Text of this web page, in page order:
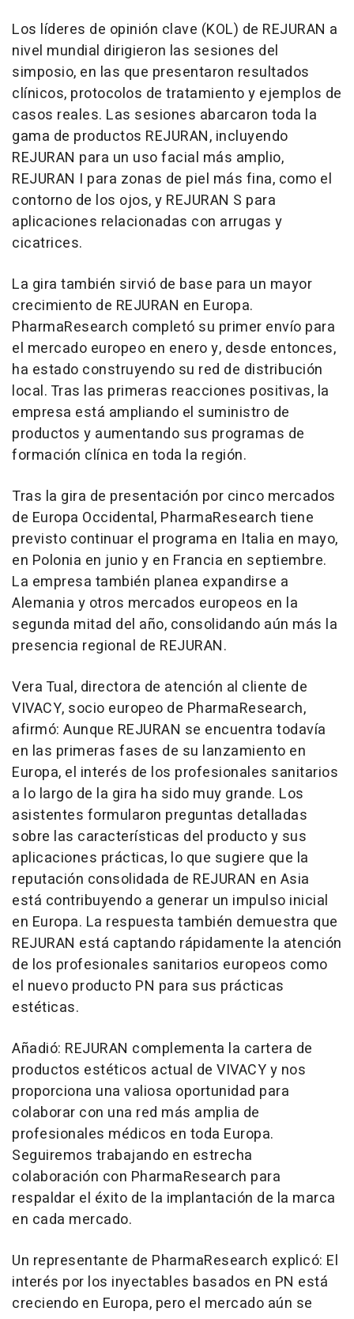
Los líderes de opinión clave (KOL) de REJURAN a
nivel mundial dirigieron las sesiones del
simposio, en las que presentaron resultados
clínicos, protocolos de tratamiento y ejemplos de
casos reales. Las sesiones abarcaron toda la
gama de productos REJURAN, incluyendo
REJURAN para un uso facial más amplio,
REJURAN I para zonas de piel más fina, como el
contorno de los ojos, y REJURAN S para
aplicaciones relacionadas con arrugas y
cicatrices.
La gira también sirvió de base para un mayor
crecimiento de REJURAN en Europa.
PharmaResearch completó su primer envío para
el mercado europeo en enero y, desde entonces,
ha estado construyendo su red de distribución
local. Tras las primeras reacciones positivas, la
empresa está ampliando el suministro de
productos y aumentando sus programas de
formación clínica en toda la región.
Tras la gira de presentación por cinco mercados
de Europa Occidental, PharmaResearch tiene
previsto continuar el programa en Italia en mayo,
en Polonia en junio y en Francia en septiembre.
La empresa también planea expandirse a
Alemania y otros mercados europeos en la
segunda mitad del año, consolidando aún más la
presencia regional de REJURAN.
Vera Tual, directora de atención al cliente de
VIVACY, socio europeo de PharmaResearch,
afirmó: Aunque REJURAN se encuentra todavía
en las primeras fases de su lanzamiento en
Europa, el interés de los profesionales sanitarios
a lo largo de la gira ha sido muy grande. Los
asistentes formularon preguntas detalladas
sobre las características del producto y sus
aplicaciones prácticas, lo que sugiere que la
reputación consolidada de REJURAN en Asia
está contribuyendo a generar un impulso inicial
en Europa. La respuesta también demuestra que
REJURAN está captando rápidamente la atención
de los profesionales sanitarios europeos como
el nuevo producto PN para sus prácticas
estéticas.
Añadió: REJURAN complementa la cartera de
productos estéticos actual de VIVACY y nos
proporciona una valiosa oportunidad para
colaborar con una red más amplia de
profesionales médicos en toda Europa.
Seguiremos trabajando en estrecha
colaboración con PharmaResearch para
respaldar el éxito de la implantación de la marca
en cada mercado.
Un representante de PharmaResearch explicó: El
interés por los inyectables basados en PN está
creciendo en Europa, pero el mercado aún se